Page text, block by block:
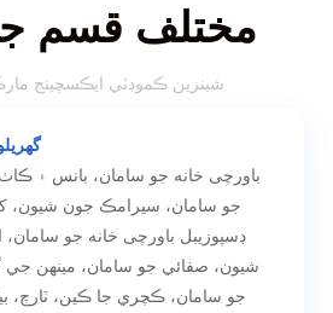
مختلف قسم
شينزين ڪموڊٽي ايڪسچينج
باورچی خانه جو سامان، بانس ۽
جو سامان، سيرامڪ جون شيون،
ڊسپوزيبل باورچی خانه جو
شيون، صفائي جو سامان، مينهن جي
جو سامان، ڪچري جا ڪين، ٽارچ،